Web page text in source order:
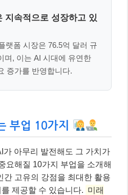
지속적으로 성장하고 있
랫폼 시장은 76.5억 달러 규
며, 이는 AI 시대에 유연한
증가를 반영합니다.
부업 10가지
가 아무리 발전해도 그 가치가
요해질 10가지 부업을 소개해
간 고유의 강점을 최대한 활용
제공할 수 있습니다. 미래